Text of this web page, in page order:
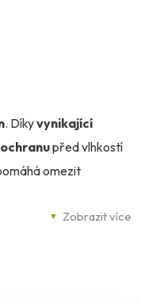
Zobrazit více
. Díkyvynikající
před vlhkostí
omezit